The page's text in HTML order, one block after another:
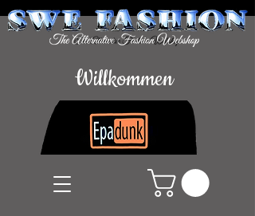
Willkommen